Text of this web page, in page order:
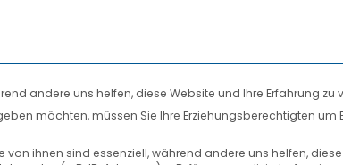
SYSTEMPARTNER
andere uns helfen, diese Website und Ihre Erfahrung zu
möchten, müssen Sie Ihre Erziehungsberechtigten um
ihnen sind essenziell, während andere uns helfen,